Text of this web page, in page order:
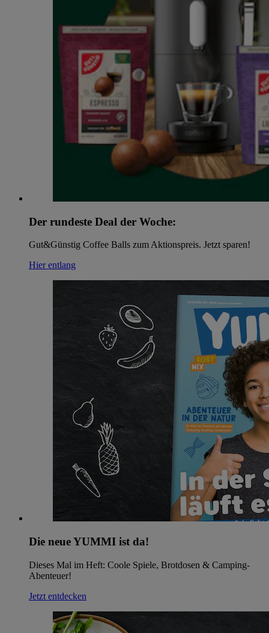
Der rundeste Deal der Woche:
Gut&Günstig Coffee Balls zum Aktionspreis. Jetzt sparen!
Hier entlang
Die neue YUMMI ist da!
Dieses Mal im Heft: Coole Spiele, Brotdosen & Camping-
Abenteuer!
Jetzt entdecken